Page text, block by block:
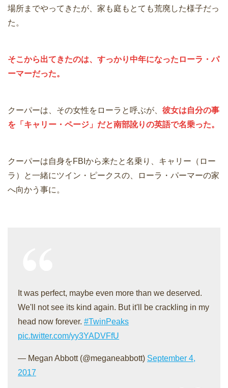
場所までやってきたが、家も庭もとても荒廃した様子だっ
た。
そこから出てきたのは、すっかり中年になったローラ・パ
ーマーだった。
クーパーは、その女性をローラと呼ぶが、 彼女は自分の事
を「キャリー・ページ」だと南部訛りの英語で名乗った。
クーパーは自身をFBIから来たと名乗り、キャリー（ロー
ラ）と一緒にツイン・ピークスの、ローラ・パーマーの家
へ向かう事に。
It was perfect, maybe even more than we deserved.
We'll not see its kind again. But it'll be crackling in my
head now forever. #TwinPeaks
pic.twitter.com/yy3YADVFfU
— Megan Abbott (@meganeabbott) September 4,
2017